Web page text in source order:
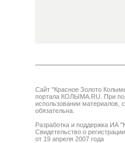
Сайт "Красное Золото
портала КОЛЫМА.RU. При
использовании материалов,
обязательна.
Разработка и поддержка
Свидетельство о
от 19 апреля 2007 года